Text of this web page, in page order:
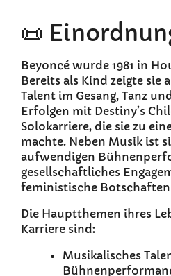
📜
Beyoncé wurde 1981 in
Bereits als Kind zeigte sie
Talent im Gesang, Tanz
Erfolgen mit Destiny’s
Solokarriere, die sie zu
machte. Neben Musik ist
aufwendigen
gesellschaftliches
feministische
Die Hauptthemen ihres
Karriere sind:
Musikalisches